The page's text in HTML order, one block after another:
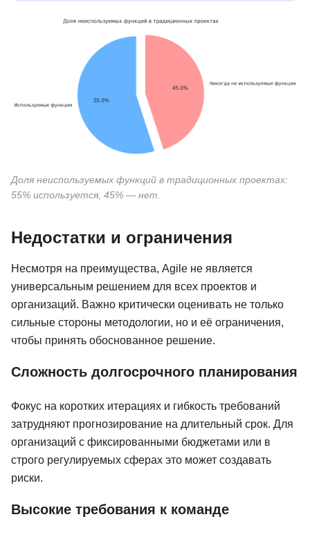
Доля неиспользуемых функций в традиционных проектах:
55% используется, 45% — нет.
Недостатки и ограничения
Несмотря на преимущества, Agile не является
универсальным решением для всех проектов и
организаций. Важно критически оценивать не только
сильные стороны методологии, но и её ограничения,
чтобы принять обоснованное решение.
Сложность долгосрочного планирования
Фокус на коротких итерациях и гибкость требований
затрудняют прогнозирование на длительный срок. Для
организаций с фиксированными бюджетами или в
строго регулируемых сферах это может создавать
риски.
Высокие требования к команде